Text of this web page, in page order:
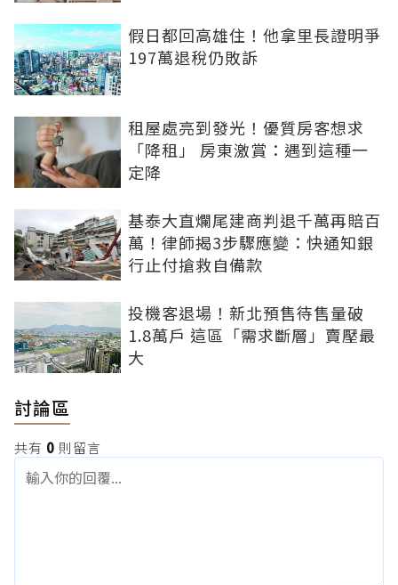
假日都回高雄住！他拿里長證明爭
197萬退稅仍敗訴
租屋處亮到發光！優質房客想求
「降租」 房東激賞：遇到這種一
定降
基泰大直爛尾建商判退千萬再賠百
萬！律師揭3步驟應變：快通知銀
行止付搶救自備款
投機客退場！新北預售待售量破
1.8萬戶 這區「需求斷層」賣壓最
大
討論區
共有 0 則留言